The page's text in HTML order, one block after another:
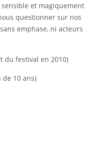
et magiquement
questionner sur nos
emphase, ni acteurs
du festival en 2010)
10 ans)